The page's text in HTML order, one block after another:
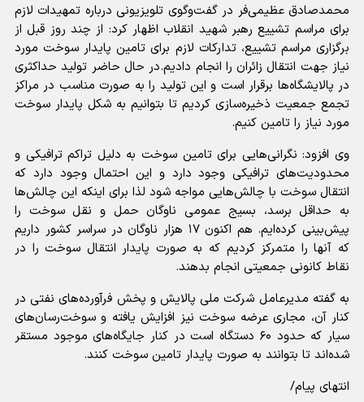
محمدصادق عظیمی‌فر در گفت‌وگوی تلویزیونی درباره تمهیدات لازم
برای مراسم تشییع رهبر شهید انقلاب اظهار کرد: از چند روز قبل از
برگزاری مراسم تشییع، تدارکات لازم برای تامین پایدار سوخت مورد
نیاز جهت انتقال زائران را انجام دادیم.در حال حاضر تولید حداکثری
در پالایشگاه‌ها برقرار است و این تولید را به صورت مناسب در مراکز
تجمع جمعیت ذخیره‌سازی کردیم تا بتوانیم به شکل پایدار سوخت
مورد نیاز را تامین کنیم.
وی افزود: نگرانی‌هایی برای تامین سوخت به دلیل تراکم ترافیکی و
محدودیت‌های ترافیکی وجود دارد و این احتمال وجود دارد که
انتقال سوخت با چالش‌هایی مواجه شود لذا برای اینکه این چالش‌ها
به حداقل برسد، بسیج عمومی ناوگان حمل و نقل سوخت را
پیش‌بینی کرده‌ایم. هم اکنون ۱۷ هزار ناوگان در سراسر کشور داریم
که آنها را متمرکز کردیم که به صورت پایدار انتقال سوخت را در
نقاط کانونی جمعیتی انجام بدهند.
به گفته مدیرعامل شرکت ملی پالایش و پخش فرآورده‌های نفتی در
کنار آن، مجاری عرضه سوخت نیز افزایش یافته و سوخت‌رسان‌های
سیار که حدود ۶۰ دستگاه است در کنار جایگاه‌های موجود مستقر
شده‌اند تا بتوانند به صورت پایدار تامین سوخت کنند.
انتهای پیام/